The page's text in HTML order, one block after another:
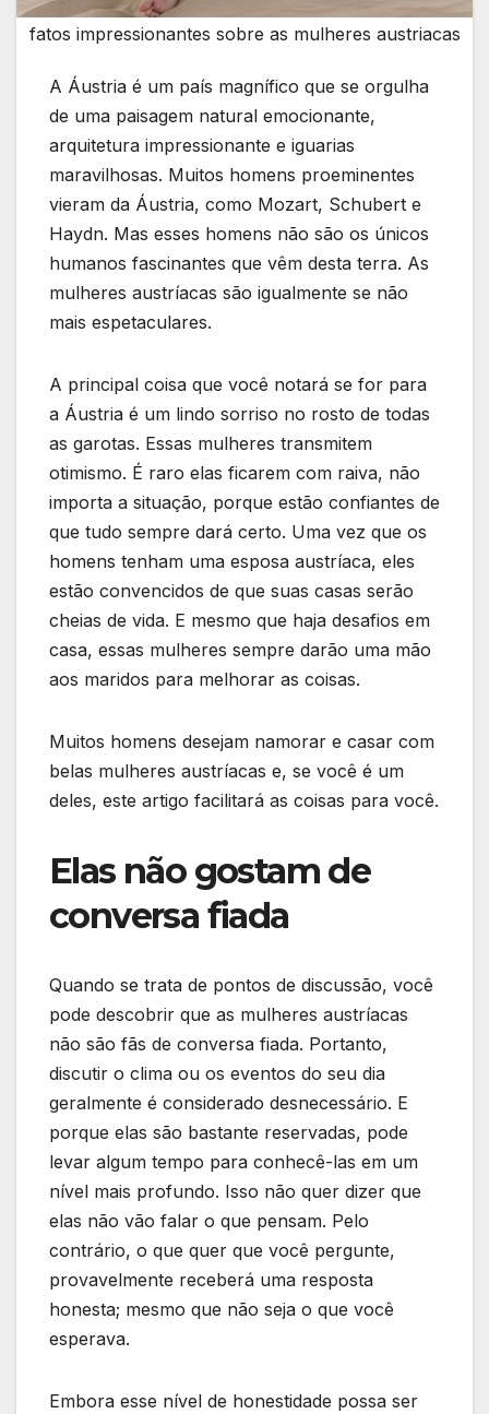
fatos impressionantes sobre as mulheres austriacas
A Áustria é um país magnífico que se orgulha
de uma paisagem natural emocionante,
arquitetura impressionante e iguarias
maravilhosas. Muitos homens proeminentes
vieram da Áustria, como Mozart, Schubert e
Haydn. Mas esses homens não são os únicos
humanos fascinantes que vêm desta terra. As
mulheres austríacas são igualmente se não
mais espetaculares.
A principal coisa que você notará se for para
a Áustria é um lindo sorriso no rosto de todas
as garotas. Essas mulheres transmitem
otimismo. É raro elas ficarem com raiva, não
importa a situação, porque estão confiantes de
que tudo sempre dará certo. Uma vez que os
homens tenham uma esposa austríaca, eles
estão convencidos de que suas casas serão
cheias de vida. E mesmo que haja desafios em
casa, essas mulheres sempre darão uma mão
aos maridos para melhorar as coisas.
Muitos homens desejam namorar e casar com
belas mulheres austríacas e, se você é um
deles, este artigo facilitará as coisas para você.
Elas não gostam de
conversa fiada
Quando se trata de pontos de discussão, você
pode descobrir que as mulheres austríacas
não são fãs de conversa fiada. Portanto,
discutir o clima ou os eventos do seu dia
geralmente é considerado desnecessário. E
porque elas são bastante reservadas, pode
levar algum tempo para conhecê-las em um
nível mais profundo. Isso não quer dizer que
elas não vão falar o que pensam. Pelo
contrário, o que quer que você pergunte,
provavelmente receberá uma resposta
honesta; mesmo que não seja o que você
esperava.
Embora esse nível de honestidade possa ser